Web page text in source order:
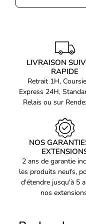
Rapport de contraste
Angle de vision
Angle de vision vertical
Pas de pixel
numérisation horizontale
Fréquence de balayage
Diagonale d'écran (cm)
Luminosité de l'écran
représentation /
NVIDIA G-SYNC
LIVRAISON
RAPIDE
Retrait 1H,
Express 24H,
Relais ou sur
NOS
2 ans de garantie
les produits neufs,
d'étendre jusqu'à 5
nos